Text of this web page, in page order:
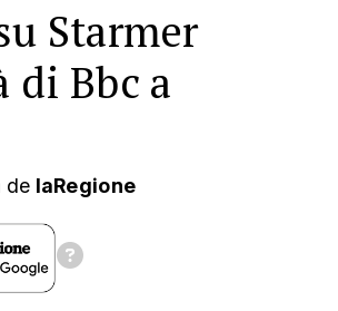
Starmer
di Bbc a
de laRegione